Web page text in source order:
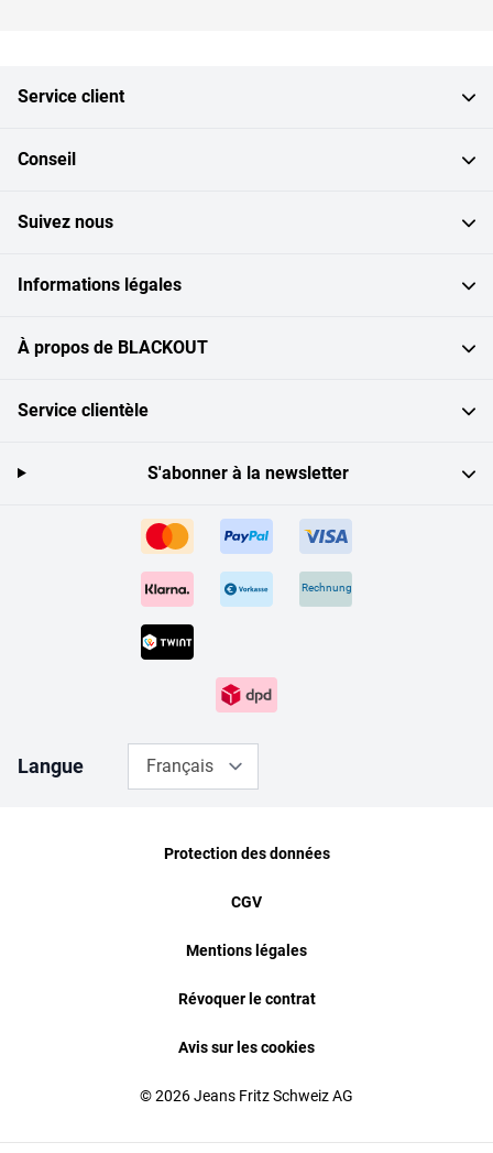
Service client
Conseil
Suivez nous
Informations légales
À propos de BLACKOUT
Service clientèle
Rechnung
S'abonner à la newsletter
Langue Français
© 2026 Jeans Fritz Schweiz AG
Protection des données
CGV
Mentions légales
Révoquer le contrat
Avis sur les cookies